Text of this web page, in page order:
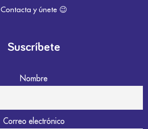
Contacta y únete 😉
Suscríbete
Nombre
Correo electrónico